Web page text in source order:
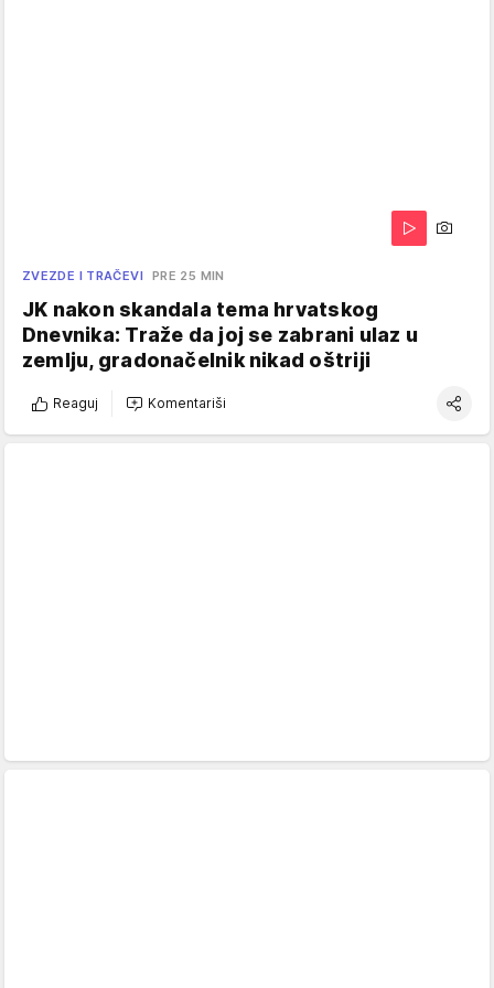
ZVEZDE I TRAČEVI PRE 25 MIN
JK nakon skandala tema hrvatskog
Dnevnika: Traže da joj se zabrani ulaz u
zemlju, gradonačelnik nikad oštriji
Reaguj Komentariši